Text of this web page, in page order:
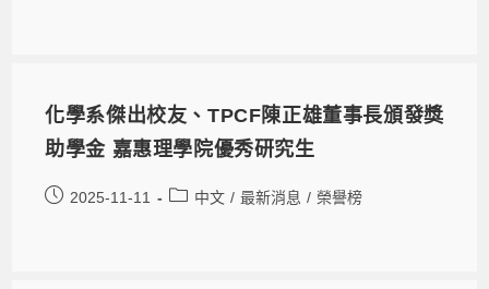
化學系傑出校友、TPCF陳正雄董事長頒發獎
助學金 嘉惠理學院優秀研究生
2025-11-11 中文 / 最新消息 / 榮譽榜